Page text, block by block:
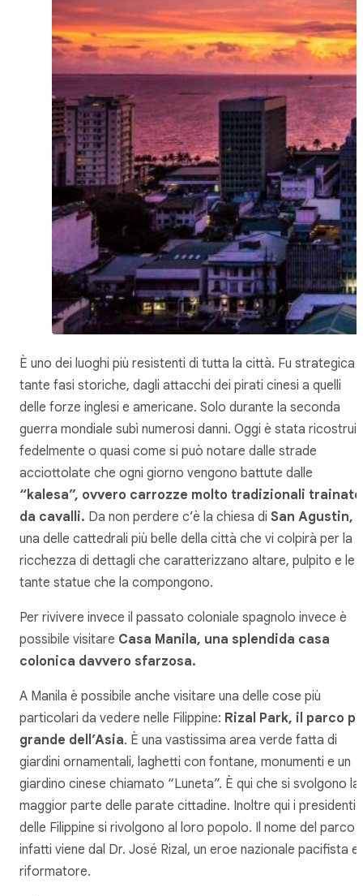
È uno dei luoghi più resistenti di tutta la città. Fu strategica
tante fasi storiche, dagli attacchi dei pirati cinesi a quelli
delle forze inglesi e americane. Solo durante la seconda
guerra mondiale subì numerosi danni. Oggi è stata
fedelmente o quasi come si può notare dalle strade
acciottolate che ogni giorno vengono battute dalle
“kalesa”, ovvero carrozze molto tradizionali trainate
da cavalli. Da non perdere c’è la chiesa di San Agustin,
una delle cattedrali più belle della città che vi colpirà per la
ricchezza di dettagli che caratterizzano altare, pulpito e le
tante statue che la compongono.
Per rivivere invece il passato coloniale spagnolo invece è
possibile visitare Casa Manila, una splendida casa
colonica davvero sfarzosa.
A Manila è possibile anche visitare una delle cose più
particolari da vedere nelle Filippine: Rizal Park, il parco
grande dell’Asia. È una vastissima area verde fatta di
giardini ornamentali, laghetti con fontane, monumenti e un
giardino cinese chiamato “Luneta”. È qui che si svolgono la
maggior parte delle parate cittadine. Inoltre qui i presidenti
delle Filippine si rivolgono al loro popolo. Il nome del parco
infatti viene dal Dr. José Rizal, un eroe nazionale pacifista e
riformatore.